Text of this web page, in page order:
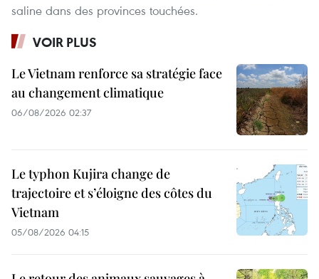
saline dans des provinces touchées.
VOIR PLUS
Le Vietnam renforce sa stratégie face
au changement climatique
06/08/2026 02:37
Le typhon Kujira change de
trajectoire et s’éloigne des côtes du
Vietnam
05/08/2026 04:15